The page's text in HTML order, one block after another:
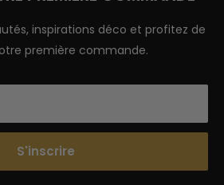
inspirations déco et profitez de
première commande.
S'inscrire